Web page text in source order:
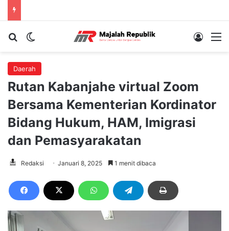
Cari berita...Switch skin Log In
Daerah
Rutan Kabanjahe virtual Zoom
Bersama Kementerian Kordinator
Bidang Hukum, HAM, Imigrasi
dan Pemasyarakatan
Redaksi Januari 8, 2025 1 menit dibaca